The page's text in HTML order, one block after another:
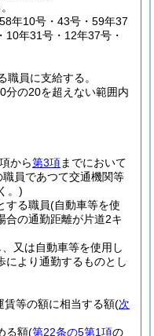
年10号・43号・59年37
年31号・12年37号・
員に支給する。
分の20を超えない範囲内
から第3項までにおいて
員であつて交通機関等
。)
する職員(自動車等を使
合の通勤距離が片道2キ
又は自動車等を使用し
により通勤するものとし
等の額に相当する額(次
る額(第22条の5第1項の